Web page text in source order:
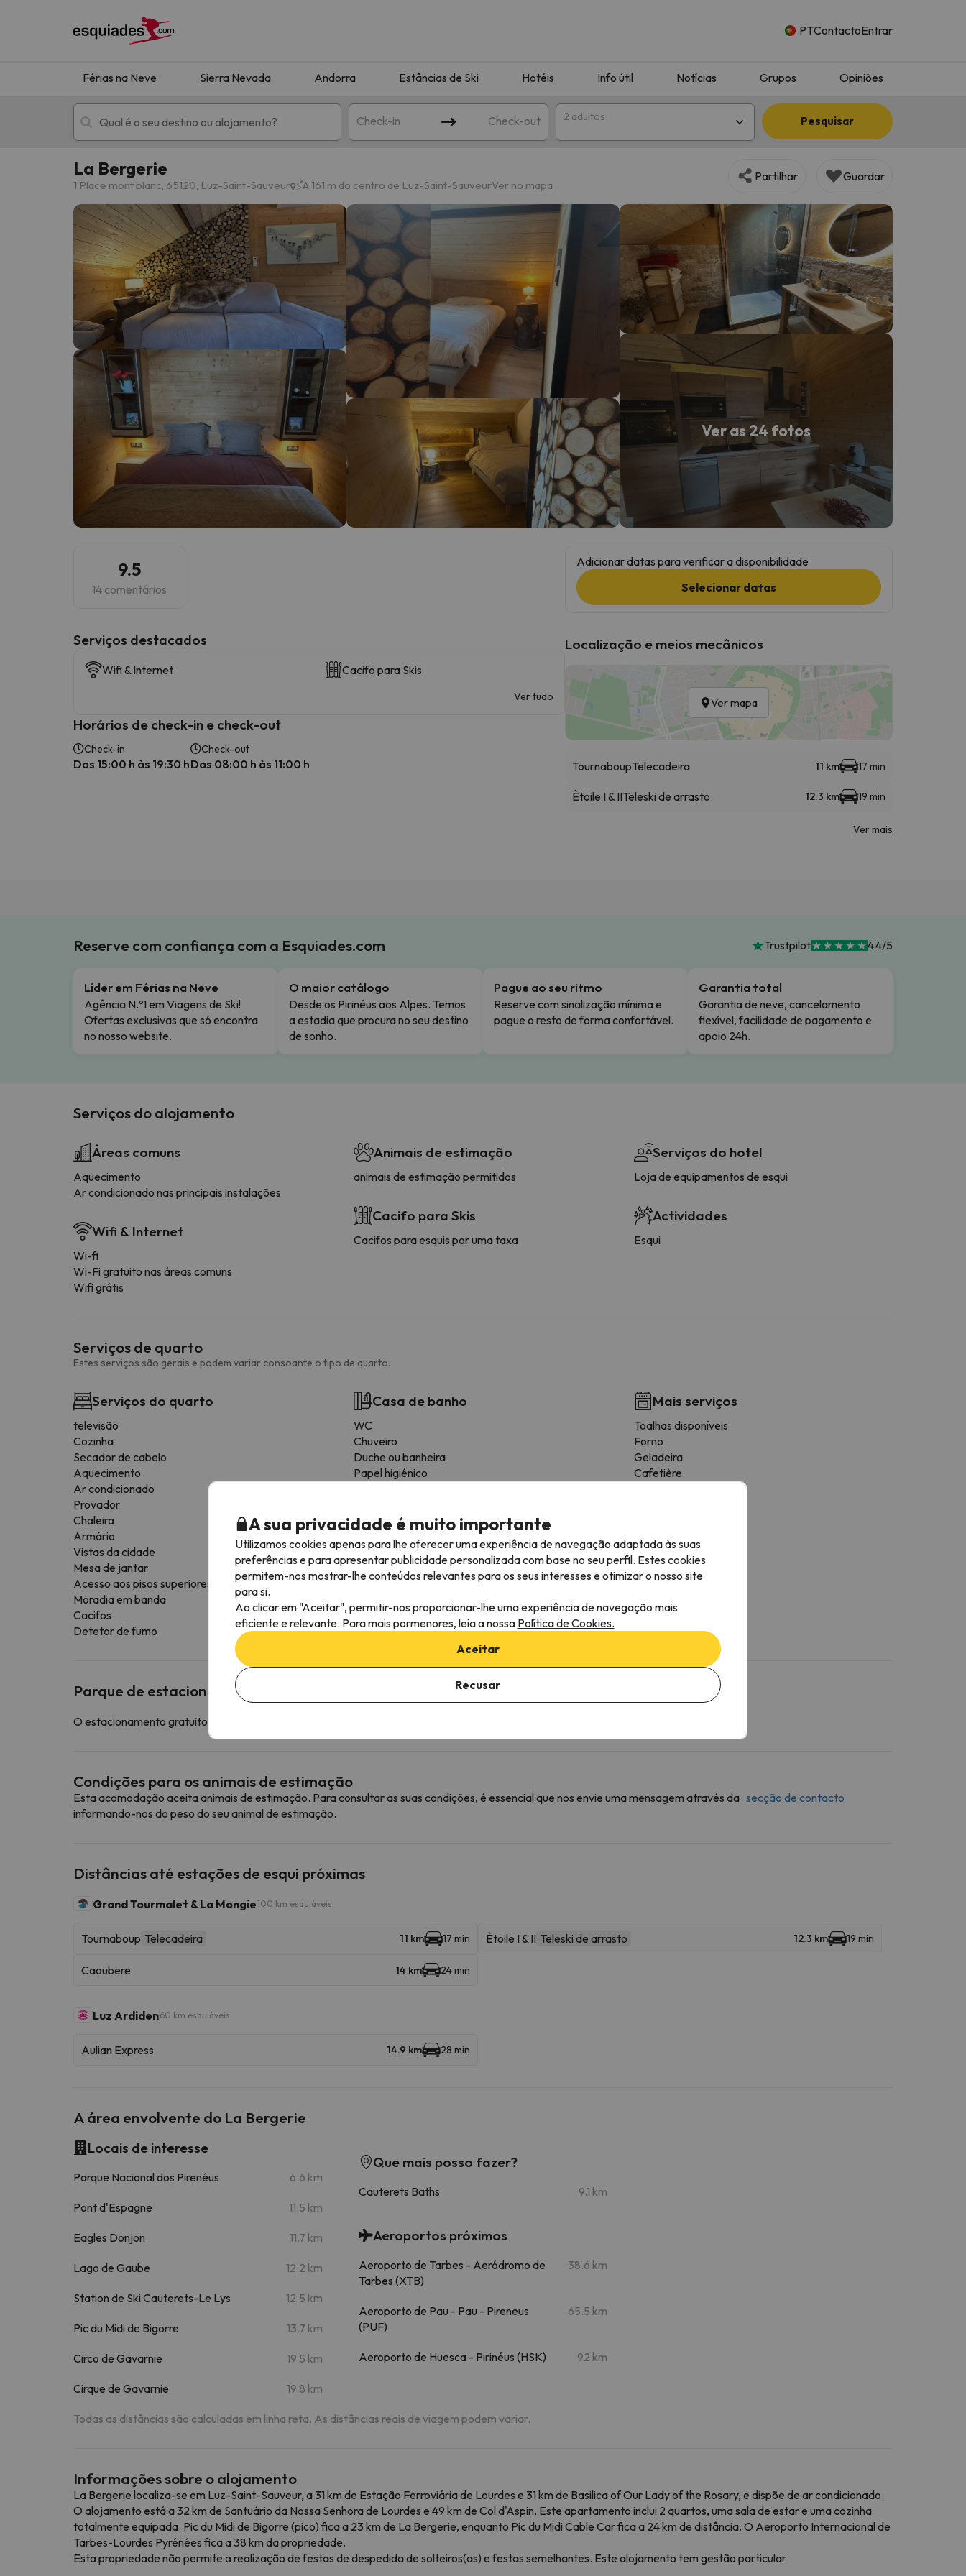
PTContactoEntrar
Férias na Neve Sierra Nevada Andorra Estâncias de Ski Hotéis Info útil Notícias Grupos Opiniões
Check-in Check-out 2 adultos Pesquisar
Férias na neve Hotéis de montanha
Oops, não encontramos nenhum resultado que corresponda à sua pesquisa. Tente modificar o destino.
Bem, parece que o nosso Seeker perdeu o seu caminho. Assim que encontrar a sua bússola, estará de volta.
La Bergerie
1 Place mont blanc, 65120, Luz-Saint-Sauveur A 161 m do centro de Luz-Saint-SauveurVer no mapa
Partilhar Guardar
Ver as 24 fotos
9.5
14 comentários
Serviços destacados
Wifi & Internet Cacifo para Skis
Ver tudo
Horários de check-in e check-out
Check-in
Das 15:00 h às 19:30 h
Check-out
Das 08:00 h às 11:00 h
Adicionar datas para verificar a disponibilidade
Selecionar datas
Localização e meios mecânicos
Ver mapa
TournaboupTelecadeira 11 km 17 min
Ètoile I & IITeleski de arrasto 12.3 km 19 min
Ver mais
Reserve com confiança com a Esquiades.com Trustpilot 4.4/5
Líder em Férias na Neve
Agência N.º1 em Viagens de Ski!
Ofertas exclusivas que só encontra
no nosso website.
O maior catálogo
Desde os Pirinéus aos Alpes. Temos
a estadia que procura no seu destino
de sonho.
Pague ao seu ritmo
Reserve com sinalização mínima e
pague o resto de forma confortável.
Garantia total
Garantia de neve, cancelamento
flexível, facilidade de pagamento e
apoio 24h.
Serviços do alojamento
Áreas comuns
Aquecimento
Ar condicionado nas principais instalações
Wifi & Internet
Wi-fi
Wi-Fi gratuito nas áreas comuns
Wifi grátis
Animais de estimação
animais de estimação permitidos
Cacifo para Skis
Cacifos para esquis por uma taxa
Serviços do hotel
Loja de equipamentos de esqui
Actividades
Esqui
Serviços de quarto
Estes serviços são gerais e podem variar consoante o tipo de quarto.
Serviços do quarto
televisão
Cozinha
Secador de cabelo
Aquecimento
Ar condicionado
Provador
Chaleira
Armário
Vistas da cidade
Mesa de jantar
Acesso aos pisos superiores apenas por escadas
Moradia em banda
Cacifos
Detetor de fumo
Casa de banho
WC
Chuveiro
Duche ou banheira
Papel higiénico
Mais serviços
Toalhas disponíveis
Forno
Geladeira
Cafetière
Parque de estacionamento
O estacionamento gratuito está disponível nas imediações do alojamento.
Condições para os animais de estimação
Esta acomodação aceita animais de estimação. Para consultar as suas condições, é essencial que nos envie uma mensagem através da secção de contacto
informando-nos do peso do seu animal de estimação.
Distâncias até estações de esqui próximas
Grand Tourmalet & La Mongie100 km esquiáveis
Tournaboup Telecadeira 11 km 17 min Ètoile I & II Teleski de arrasto 12.3 km 19 min
Caoubere 14 km 24 min
Luz Ardiden60 km esquiáveis
Aulian Express 14.9 km 28 min
A área envolvente do La Bergerie
Locais de interesse
Parque Nacional dos Pirenéus 6.6 km
Pont d'Espagne 11.5 km
Eagles Donjon 11.7 km
Lago de Gaube 12.2 km
Station de Ski Cauterets-Le Lys 12.5 km
Pic du Midi de Bigorre 13.7 km
Circo de Gavarnie 19.5 km
Cirque de Gavarnie 19.8 km
Que mais posso fazer?
Cauterets Baths 9.1 km
Aeroportos próximos
Aeroporto de Tarbes - Aeródromo de
Tarbes (XTB)
38.6 km
Aeroporto de Pau - Pau - Pireneus
(PUF)
65.5 km
Aeroporto de Huesca - Pirinéus (HSK) 92 km
Todas as distâncias são calculadas em linha reta. As distâncias reais de viagem podem variar.
Informações sobre o alojamento
La Bergerie localiza-se em Luz-Saint-Sauveur, a 31 km de Estação Ferroviária de Lourdes e 31 km de Basilica of Our Lady of the Rosary, e dispõe de ar condicionado.
O alojamento está a 32 km de Santuário da Nossa Senhora de Lourdes e 49 km de Col d'Aspin. Este apartamento inclui 2 quartos, uma sala de estar e uma cozinha
totalmente equipada. Pic du Midi de Bigorre (pico) fica a 23 km de La Bergerie, enquanto Pic du Midi Cable Car fica a 24 km de distância. O Aeroporto Internacional de
Tarbes-Lourdes Pyrénées fica a 38 km da propriedade.
Esta propriedade não permite a realização de festas de despedida de solteiros(as) e festas semelhantes. Este alojamento tem gestão particular
A sua privacidade é muito importante
Utilizamos cookies apenas para lhe oferecer uma experiência de navegação adaptada às suas
preferências e para apresentar publicidade personalizada com base no seu perfil. Estes cookies
permitem-nos mostrar-lhe conteúdos relevantes para os seus interesses e otimizar o nosso site
para si.
Ao clicar em "Aceitar", permitir-nos proporcionar-lhe uma experiência de navegação mais
eficiente e relevante. Para mais pormenores, leia a nossa Política de Cookies.
Aceitar
Recusar